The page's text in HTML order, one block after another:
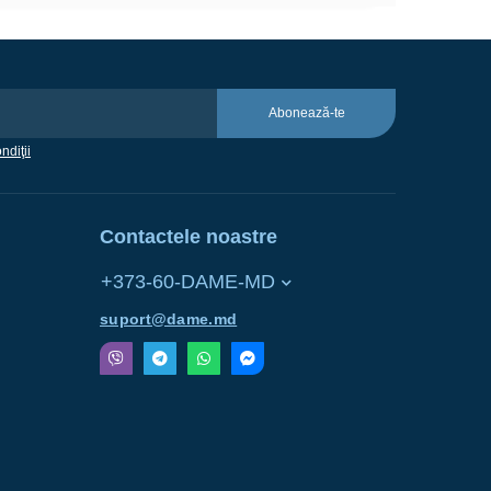
Abonează-te
Contactele noastre
+373-60-DAME-MD
suport@dame.md